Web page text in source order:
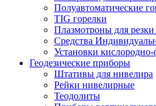
Полуавтоматические
TIG горелки
Плазмотроны для
Средства
Установки
Геодезические приборы
Штативы для нивелира
Рейки нивелирные
Теодолиты